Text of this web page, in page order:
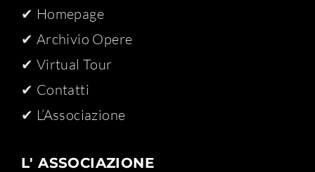
✔ Homepage
✔ Archivio Opere​
✔ Virtual Tour
✔ Contatti
✔ L’Associazione
L' ASSOCIAZIONE